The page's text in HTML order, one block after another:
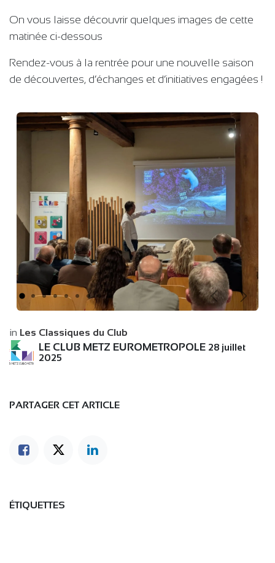
On vous laisse découvrir quelques images de cette
matinée ci-dessous
Rendez-vous à la rentrée pour une nouvelle saison
de découvertes, d’échanges et d’initiatives engagées !
Précédent
in Les Classiques du Club
LE CLUB METZ EUROMETROPOLE 28 juillet
2025
PARTAGER CET ARTICLE
ÉTIQUETTES